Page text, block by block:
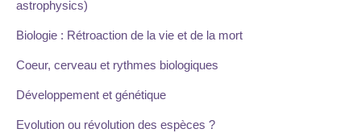
astrophysics)
Biologie : Rétroaction de la vie et de la mort
Coeur, cerveau et rythmes biologiques
Développement et génétique
Evolution ou révolution des espèces ?